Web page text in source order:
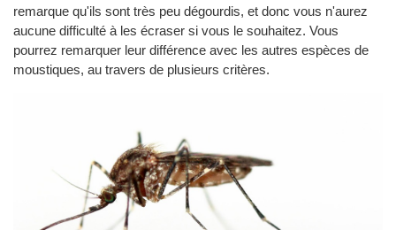
remarque qu'ils sont très peu dégourdis, et donc vous n'aurez
aucune difficulté à les écraser si vous le souhaitez. Vous
pourrez remarquer leur différence avec les autres espèces de
moustiques, au travers de plusieurs critères.